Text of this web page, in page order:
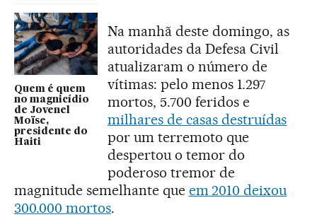
Quem é quem
no magnicídio
de Jovenel
Moïse,
presidente do
Haiti
Na manhã deste domingo, as
autoridades da Defesa Civil
atualizaram o número de
vítimas: pelo menos 1.297
mortos, 5.700 feridos e
milhares de casas destruídas
por um terremoto que
despertou o temor do
poderoso tremor de
magnitude semelhante que em 2010 deixou
300.000 mortos.